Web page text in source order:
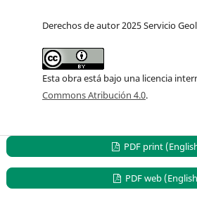
Derechos de autor 2025 Servicio
Esta obra está bajo una licencia
Commons Atribución 4.0.
PDF print
PDF web